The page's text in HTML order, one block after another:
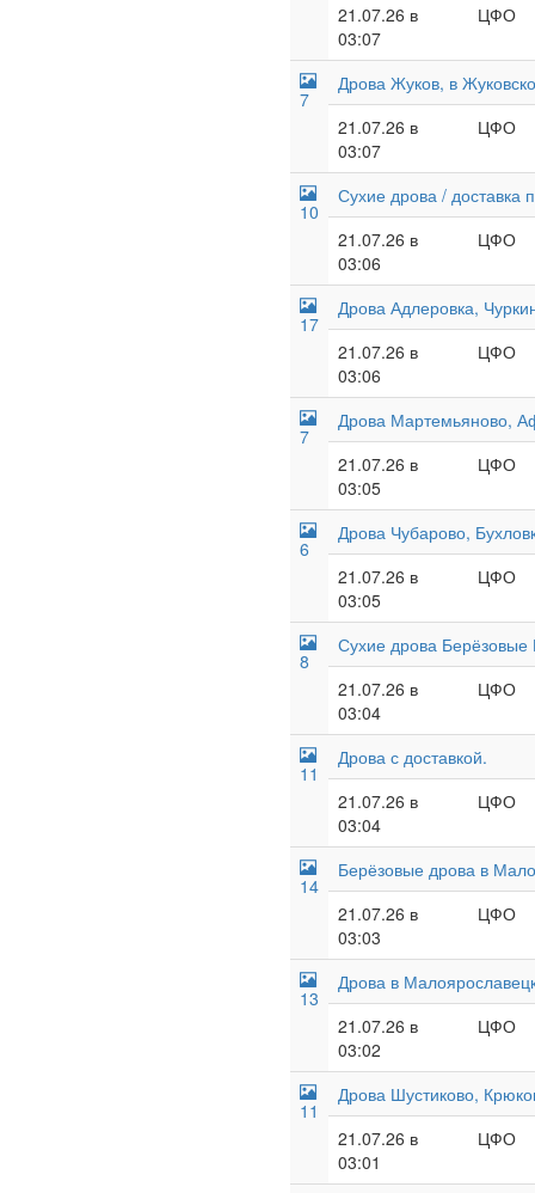
21.07.26 в
03:07
ЦФО
7
Дрова Жуков, в
21.07.26 в
03:07
ЦФО
10
Сухие дрова / доставка
21.07.26 в
03:06
ЦФО
17
Дрова Адлеровка,
21.07.26 в
03:06
ЦФО
7
Дрова Мартемьяново,
21.07.26 в
03:05
ЦФО
6
Дрова Чубарово,
21.07.26 в
03:05
ЦФО
8
Сухие дрова
21.07.26 в
03:04
ЦФО
11
Дрова с доставкой.
21.07.26 в
03:04
ЦФО
14
Берёзовые дрова в
21.07.26 в
03:03
ЦФО
13
Дрова в
21.07.26 в
03:02
ЦФО
11
Дрова Шустиково,
21.07.26 в
03:01
ЦФО